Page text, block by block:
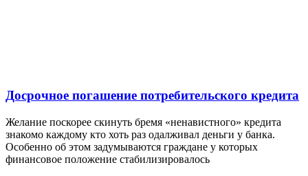
Досрочное погашение потребительского кредита
Желание поскорее скинуть бремя «ненавистного» кредита
знакомо каждому кто хоть раз одалживал деньги у банка.
Особенно об этом задумываются граждане у которых
финансовое положение стабилизировалось